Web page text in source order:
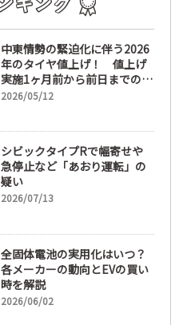
中東情勢の緊迫化に伴う2026
年のタイヤ値上げ！ 値上げ
実施1ヶ月前から前日までの期
間が販売において極めて重要
2026/05/12
シビックタイプRで幅寄せや
急停止など「あおり運転」の
疑い
2026/07/13
全固体電池の実用化はいつ？
各メーカーの動向とEVの買い
時を解説
2026/06/02